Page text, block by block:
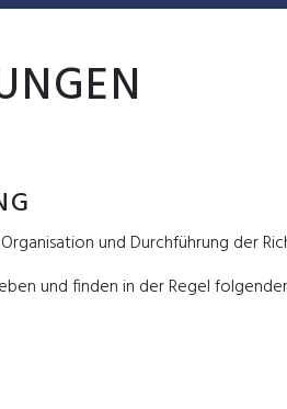
und Durchführung der
und finden in der Regel